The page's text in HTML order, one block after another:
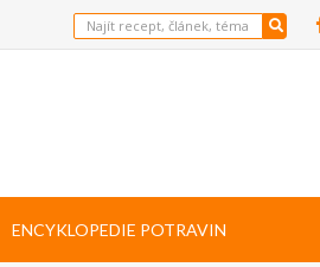
ENCYKLOPEDIE POTRAVIN